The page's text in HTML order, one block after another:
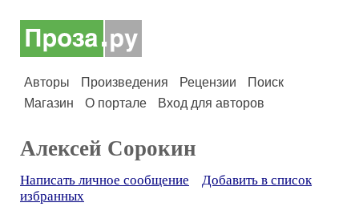
Авторы Произведения Рецензии
Поиск
Магазин
О портале Вход для авторов
Алексей Сорокин
Написать личное сообщение
Добавить в список
избранных